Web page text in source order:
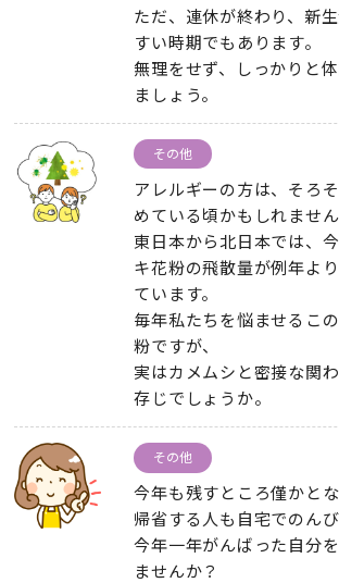
ただ、連休が終わり、新
すい時期でもあります。
無理をせず、しっかりと
ましょう。
その他
アレルギーの方は、そろ
めている頃かもしれません
東日本から北日本では、
キ花粉の飛散量が例年よ
ています。
毎年私たちを悩ませるこ
粉ですが、
実はカメムシと密接な関
存じでしょうか。
その他
今年も残すところ僅かとな
帰省する人も自宅でのんび
今年一年がんばった自分
ませんか？